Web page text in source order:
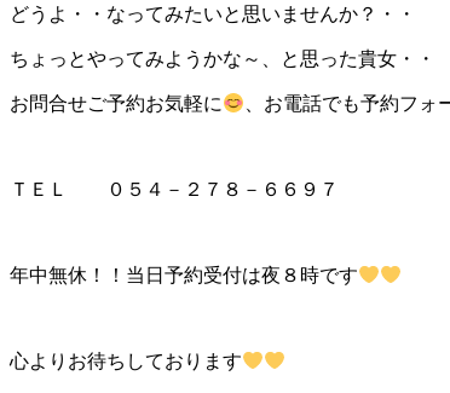
どうよ・・なってみたいと思いませんか？・・
ちょっとやってみようかな～、と思った貴女・・
お問合せご予約お気軽に 、お電話でも予約フ
ＴＥＬ ０５４－２７８－６６９７
年中無休！！当日予約受付は夜８時です
心よりお待ちしております